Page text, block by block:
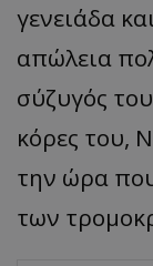
γενειάδα
απώλεια
σύζυγός
κόρες του,
την ώρα
των